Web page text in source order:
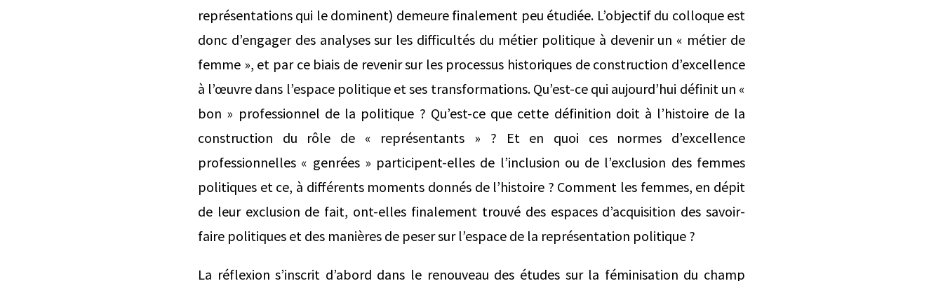
représentations qui le dominent) demeure finalement peu étudiée. L’objectif du colloque est
donc d’engager des analyses sur les difficultés du métier politique à devenir un « métier de
femme », et par ce biais de revenir sur les processus historiques de construction d’excellence
à l’œuvre dans l’espace politique et ses transformations. Qu’est-ce qui aujourd’hui définit un «
bon » professionnel de la politique ? Qu’est-ce que cette définition doit à l’histoire de la
construction du rôle de « représentants » ? Et en quoi ces normes d’excellence
professionnelles « genrées » participent-elles de l’inclusion ou de l’exclusion des femmes
politiques et ce, à différents moments donnés de l’histoire ? Comment les femmes, en dépit
de leur exclusion de fait, ont-elles finalement trouvé des espaces d’acquisition des savoir-
faire politiques et des manières de peser sur l’espace de la représentation politique ?
La réflexion s’inscrit d’abord dans le renouveau des études sur la féminisation du champ